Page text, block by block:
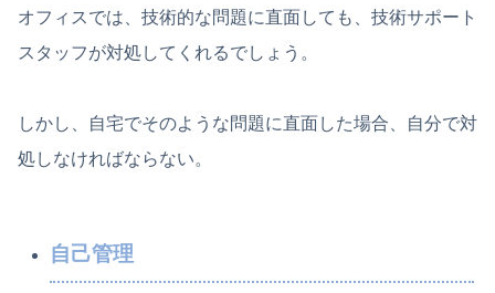
オフィスでは、技術的な問題に直面しても、技術サポート
スタッフが対処してくれるでしょう。
しかし、自宅でそのような問題に直面した場合、自分で対
処しなければならない。
自己管理